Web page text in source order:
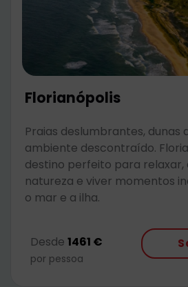
Florianópolis
Praias deslumbrantes, dunas
ambiente descontraído.
destino perfeito para relaxar,
natureza e viver momentos
o mar e a ilha.
Desde 1461 €
por pessoa